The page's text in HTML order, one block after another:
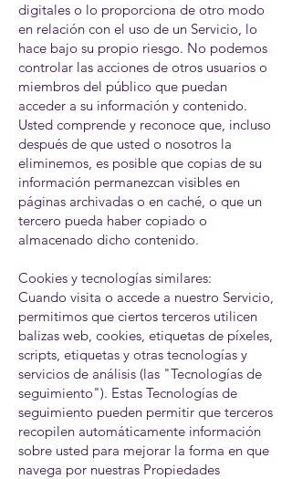
digitales o lo proporciona de otro modo
en relación con el uso de un Servicio, lo
hace bajo su propio riesgo. No podemos
controlar las acciones de otros usuarios o
miembros del público que puedan
acceder a su información y contenido.
Usted comprende y reconoce que, incluso
después de que usted o nosotros la
eliminemos, es posible que copias de su
información permanezcan visibles en
páginas archivadas o en caché, o que un
tercero pueda haber copiado o
almacenado dicho contenido.
Cookies y tecnologías similares:
Cuando visita o accede a nuestro Servicio,
permitimos que ciertos terceros utilicen
balizas web, cookies, etiquetas de píxeles,
scripts, etiquetas y otras tecnologías y
servicios de análisis (las "Tecnologías de
seguimiento"). Estas Tecnologías de
seguimiento pueden permitir que terceros
recopilen automáticamente información
sobre usted para mejorar la forma en que
navega por nuestras Propiedades